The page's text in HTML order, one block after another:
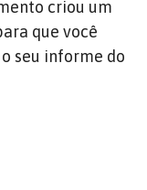
criou um
que você
seu informe do